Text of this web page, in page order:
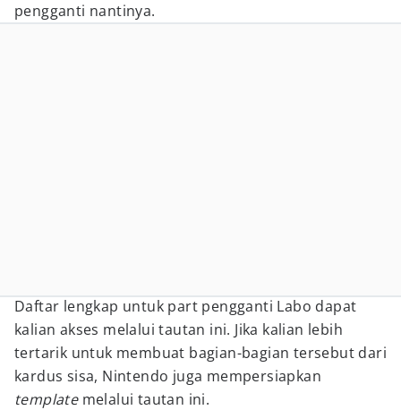
pengganti nantinya.
Daftar lengkap untuk part pengganti Labo dapat
kalian akses melalui tautan ini. Jika kalian lebih
tertarik untuk membuat bagian-bagian tersebut dari
kardus sisa, Nintendo juga mempersiapkan
templatemelalui tautan ini.